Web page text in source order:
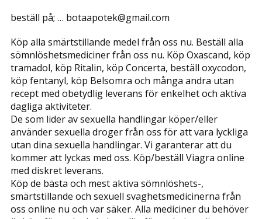
beställ på; … botaapotek@gmail.com
Köp alla smärtstillande medel från oss nu. Beställ alla
sömnlöshetsmediciner från oss nu. Köp Oxascand, köp
tramadol, köp Ritalin, köp Concerta, beställ oxycodon,
köp fentanyl, köp Belsomra och många andra utan
recept med obetydlig leverans för enkelhet och aktiva
dagliga aktiviteter.
De som lider av sexuella handlingar köper/eller
använder sexuella droger från oss för att vara lyckliga
utan dina sexuella handlingar. Vi garanterar att du
kommer att lyckas med oss. Köp/beställ Viagra online
med diskret leverans.
Köp de bästa och mest aktiva sömnlöshets-,
smärtstillande och sexuell svaghetsmedicinerna från
oss online nu och var säker. Alla mediciner du behöver